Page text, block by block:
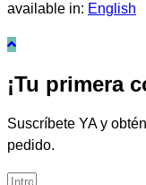
available in: English
¡Tu primera
Suscríbete YA y
pedido.